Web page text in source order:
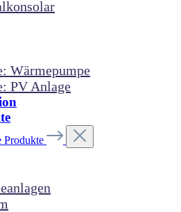
Wärmepumpe
PV Anlage
Produkte